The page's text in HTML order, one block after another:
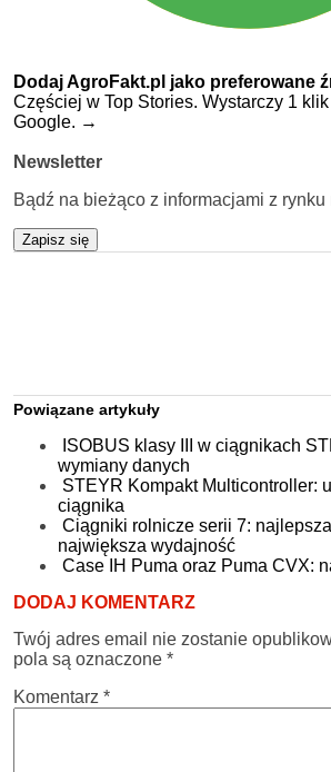
Dodaj AgroFakt.pl jako preferowane
Częściej w Top Stories. Wystarczy 1
Google. →
Newsletter
Bądź na bieżąco z informacjami z rynku
Zapisz się
Powiązane artykuły
ISOBUS klasy III w ciągnikach
wymiany danych
STEYR Kompakt Multicontroller:
ciągnika
Ciągniki rolnicze serii 7:
największa wydajność
Case IH Puma oraz Puma CVX:
DODAJ KOMENTARZ
Twój adres email nie zostanie
pola są oznaczone *
Komentarz *